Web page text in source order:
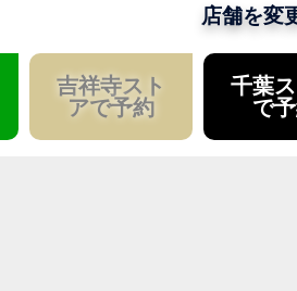
店舗を変
吉祥寺スト
アで予約
千葉
で